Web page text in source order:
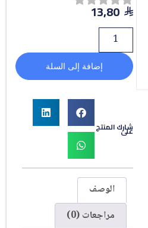
13,80
إضافة إلى السلة
شارك المنتج
على
الوصف
مراجعات (0)